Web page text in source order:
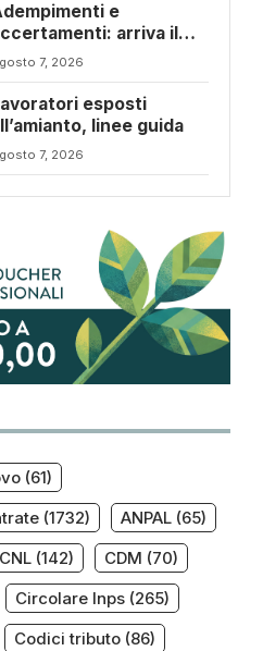
e
arriva il
Testo Unico
7, 2026
esposti
linee guida
7, 2026
(61)
(1732) ANPAL(65)
(142) CDM (70)
Circolare Inps(265)
Codici tributo(86)